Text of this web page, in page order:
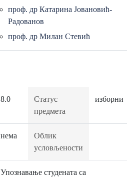
проф. др Катарина Јовановић-
Радованов
проф. др Милан Стевић
8.0
Статус
предмета
изборни
нема
Облик
условљености
Упознавање студената са